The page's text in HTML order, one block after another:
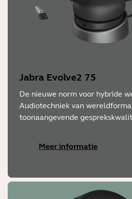
Jabra Evolve2 75
De nieuwe norm voor hybride
Audiotechniek van
toonaangevende
Meer informatie